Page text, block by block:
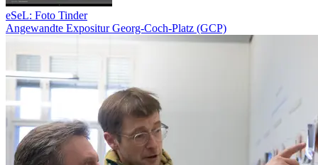
eSeL: Foto Tinder
Angewandte Expositur Georg-Coch-Platz (GCP)